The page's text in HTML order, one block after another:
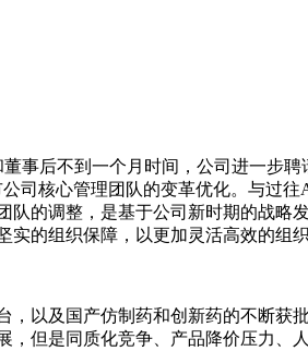
后不到一个月时间，公司进一步聘
司核心管理团队的变革优化。与过往
的调整，是基于公司新时期的战略
的组织保障，以更加灵活高效的组
以及国产仿制药和创新药的不断获
但是同质化竞争、产品降价压力、